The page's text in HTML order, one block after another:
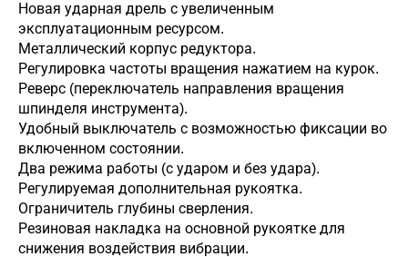
Новая ударная дрель с увеличенным
эксплуатационным ресурсом.
Металлический корпус редуктора.
Регулировка частоты вращения нажатием на курок.
Реверс (переключатель направления вращения
шпинделя инструмента).
Удобный выключатель с возможностью фиксации во
включенном состоянии.
Два режима работы (с ударом и без удара).
Регулируемая дополнительная рукоятка.
Ограничитель глубины сверления.
Резиновая накладка на основной рукоятке для
снижения воздействия вибрации.